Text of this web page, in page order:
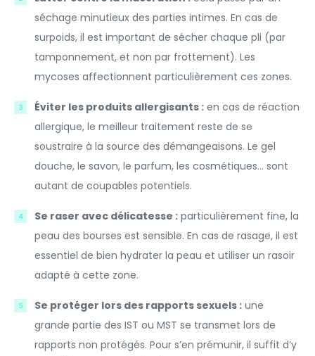
séchage minutieux des parties intimes. En cas de
surpoids, il est important de sécher chaque pli (par
tamponnement, et non par frottement). Les
mycoses affectionnent particulièrement ces zones.
Éviter les produits allergisants :en cas de réaction
allergique, le meilleur traitement reste de se
soustraire à la source des démangeaisons. Le gel
douche, le savon, le parfum, les cosmétiques… sont
autant de coupables potentiels.
Se raser avec délicatesse :particulièrement fine, la
peau des bourses est sensible. En cas de rasage, il est
essentiel de bien hydrater la peau et utiliser un rasoir
adapté à cette zone.
Se protéger lors des rapports sexuels :une
grande partie des IST ou MST se transmet lors de
rapports non protégés. Pour s’en prémunir, il suffit d’y